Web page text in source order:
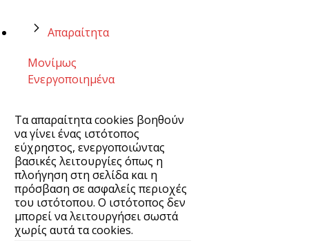
Απαραίτητα
Μονίμως
Ενεργοποιημένα
Τα απαραίτητα cookies βοηθούν
να γίνει ένας ιστότοπος
εύχρηστος, ενεργοποιώντας
βασικές λειτουργίες όπως η
πλοήγηση στη σελίδα και η
πρόσβαση σε ασφαλείς περιοχές
του ιστότοπου. Ο ιστότοπος δεν
μπορεί να λειτουργήσει σωστά
χωρίς αυτά τα cookies.